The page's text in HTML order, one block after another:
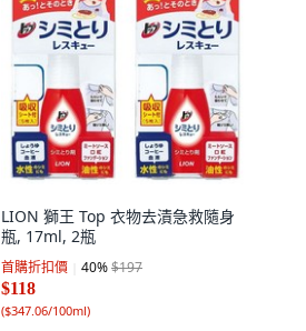
LION 獅王 Top 衣物去漬急救隨身
瓶, 17ml, 2瓶
首購折扣價 40%$197
$118
($347.06/100ml)